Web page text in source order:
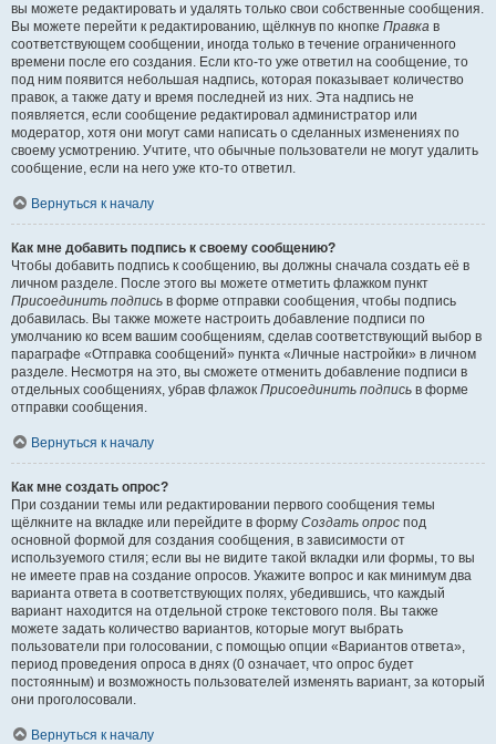
вы можете редактировать и удалять только свои собственные сообщения.
Вы можете перейти к редактированию, щёлкнув по кнопке Правка в
соответствующем сообщении, иногда только в течение ограниченного
времени после его создания. Если кто-то уже ответил на сообщение, то
под ним появится небольшая надпись, которая показывает количество
правок, а также дату и время последней из них. Эта надпись не
появляется, если сообщение редактировал администратор или
модератор, хотя они могут сами написать о сделанных изменениях по
своему усмотрению. Учтите, что обычные пользователи не могут удалить
сообщение, если на него уже кто-то ответил.
Вернуться к началу
Как мне добавить подпись к своему сообщению?
Чтобы добавить подпись к сообщению, вы должны сначала создать её в
личном разделе. После этого вы можете отметить флажком пункт
Присоединить подпись в форме отправки сообщения, чтобы подпись
добавилась. Вы также можете настроить добавление подписи по
умолчанию ко всем вашим сообщениям, сделав соответствующий выбор в
параграфе «Отправка сообщений» пункта «Личные настройки» в личном
разделе. Несмотря на это, вы сможете отменить добавление подписи в
отдельных сообщениях, убрав флажок Присоединить подпись в форме
отправки сообщения.
Вернуться к началу
Как мне создать опрос?
При создании темы или редактировании первого сообщения темы
щёлкните на вкладке или перейдите в форму Создать опрос под
основной формой для создания сообщения, в зависимости от
используемого стиля; если вы не видите такой вкладки или формы, то вы
не имеете прав на создание опросов. Укажите вопрос и как минимум два
варианта ответа в соответствующих полях, убедившись, что каждый
вариант находится на отдельной строке текстового поля. Вы также
можете задать количество вариантов, которые могут выбрать
пользователи при голосовании, с помощью опции «Вариантов ответа»,
период проведения опроса в днях (0 означает, что опрос будет
постоянным) и возможность пользователей изменять вариант, за который
они проголосовали.
Вернуться к началу